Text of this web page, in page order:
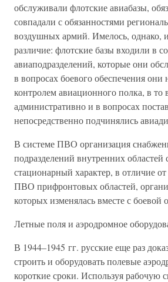
обслуживали флотские авиабазы,
совпадали с обязанностями
воздушных армий. Имелось, однако,
различие: флотские базы входили в
авиаподразделений, которые они
в вопросах боевого обеспечения они
контролем авиационного полка, в то
административно и в вопросах
непосредственно подчинялись
В системе ПВО организация
подразделений внутренних областей
стационарный характер, в отличие
ПВО прифронтовых областей,
которых изменялась вместе с боевой
Летные поля и аэродромное
В 1944–1945 гг. русские еще раз
строить и оборудовать полевые
короткие сроки. Используя рабочую